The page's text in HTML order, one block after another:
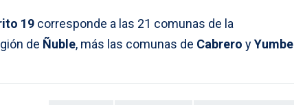
19 corresponde a las 21 comunas de la
de Ñuble, más las comunas de Cabrero yYumbel